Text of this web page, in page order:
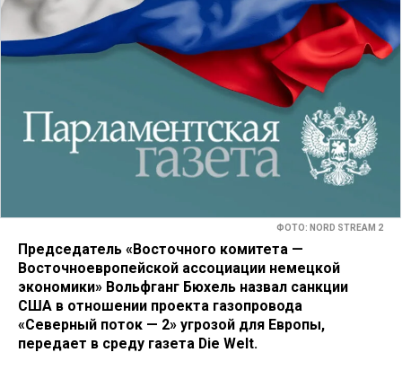
ФОТО: NORD STREAM 2
Председатель «Восточного комитета —
Восточноевропейской ассоциации немецкой
экономики» Вольфганг Бюхель назвал санкции
США в отношении проекта газопровода
«Северный поток — 2» угрозой для Европы,
передает в среду газета Die Welt.